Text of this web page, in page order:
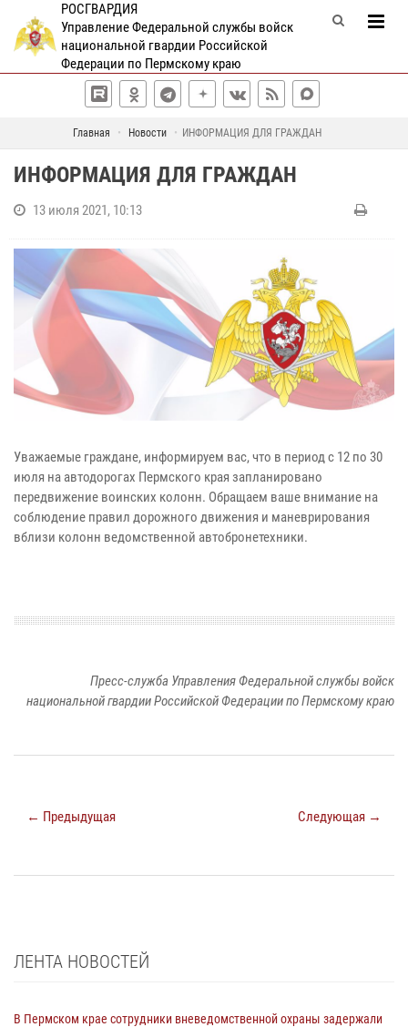
РОСГВАРДИЯ
Управление Федеральной службы войск
национальной гвардии Российской
Федерации по Пермскому краю
Главная Новости ИНФОРМАЦИЯ ДЛЯ ГРАЖДАН
ИНФОРМАЦИЯ ДЛЯ ГРАЖДАН
13 июля 2021, 10:13
Уважаемые граждане, информируем вас, что в период с 12 по 30
июля на автодорогах Пермского края запланировано
передвижение воинских колонн. Обращаем ваше внимание на
соблюдение правил дорожного движения и маневрирования
вблизи колонн ведомственной автобронетехники.
Пресс-служба Управления Федеральной службы войск
национальной гвардии Российской Федерации по Пермскому краю
← Предыдущая Следующая →
ЛЕНТА НОВОСТЕЙ
В Пермском крае сотрудники вневедомственной охраны задержали